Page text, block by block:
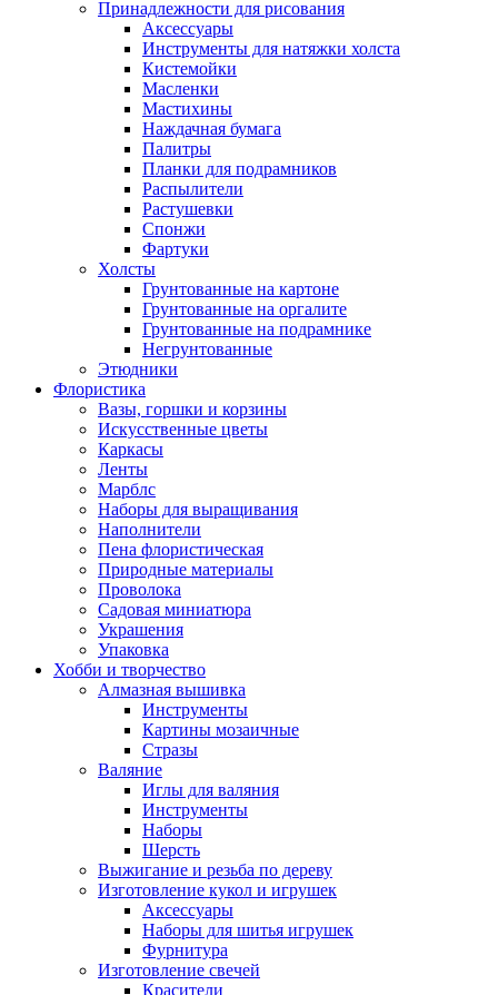
Принадлежности для рисования
Аксессуары
Инструменты для натяжки холста
Кистемойки
Масленки
Мастихины
Наждачная бумага
Палитры
Планки для подрамников
Распылители
Растушевки
Спонжи
Фартуки
Холсты
Грунтованные на картоне
Грунтованные на оргалите
Грунтованные на подрамнике
Негрунтованные
Этюдники
Флористика
Вазы, горшки и корзины
Искусственные цветы
Каркасы
Ленты
Марблс
Наборы для выращивания
Наполнители
Пена флористическая
Природные материалы
Проволока
Садовая миниатюра
Украшения
Упаковка
Хобби и творчество
Алмазная вышивка
Инструменты
Картины мозаичные
Стразы
Валяние
Иглы для валяния
Инструменты
Наборы
Шерсть
Выжигание и резьба по дереву
Изготовление кукол и игрушек
Аксессуары
Наборы для шитья игрушек
Фурнитура
Изготовление свечей
Красители